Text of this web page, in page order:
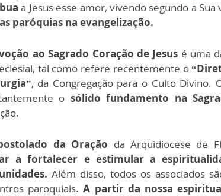
a Jesus esse amor, vivendo segundo a
paróquias na evangelização.
ao Sagrado Coração de Jesus é uma
tal como refere recentemente o
, da Congregação para o Culto Divino.
o sólido fundamento na
da Oração da Arquidiocese de
a fortalecer e estimular a
Além disso, todos os associados
paroquiais.A partir da nossa